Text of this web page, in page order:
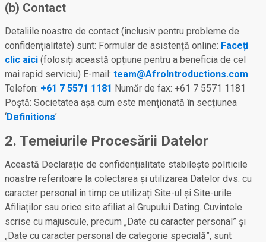
(b) Contact
Detaliile noastre de contact (inclusiv pentru probleme de
confidențialitate) sunt: Formular de asistență online: Faceți
clic aici (folosiți această opțiune pentru a beneficia de cel
mai rapid serviciu) E-mail: team@AfroIntroductions.com
Telefon: +61 7 5571 1181 Număr de fax: +61 7 5571 1181
Poștă: Societatea așa cum este menționată în secțiunea
‘Definitions’
2. Temeiurile Procesării Datelor
Această Declarație de confidențialitate stabilește politicile
noastre referitoare la colectarea și utilizarea Datelor dvs. cu
caracter personal în timp ce utilizați Site-ul și Site-urile
Afiliaților sau orice site afiliat al Grupului Dating. Cuvintele
scrise cu majuscule, precum „Date cu caracter personal” și
„Date cu caracter personal de categorie specială”, sunt